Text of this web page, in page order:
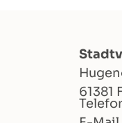
61381